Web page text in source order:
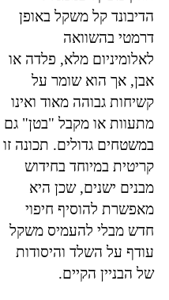
הדיבונד קל משקל באופן
דרמטי בהשוואה
לאלומיניום מלא, פלדה או
אבן, אך הוא שומר על
קשיחות גבוהה מאוד ואינו
מתעוות או מקבל "בטן" גם
במשטחים גדולים. תכונה זו
קריטית במיוחד בחידוש
מבנים ישנים, שכן היא
מאפשרת להוסיף חיפוי
חדש מבלי להעמיס משקל
עודף על השלד והיסודות
של הבניין הקיים.